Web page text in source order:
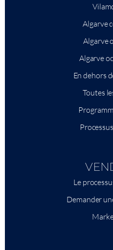
Algarve
Algarve
Algarve
En dehors
Toutes
Le
Demander